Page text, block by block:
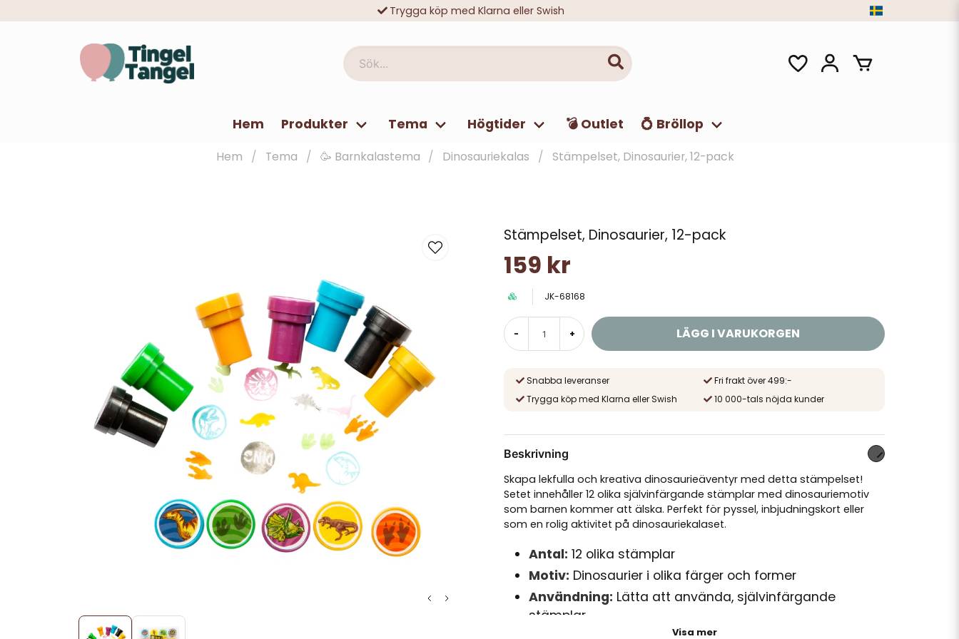
Trygga köp med Klarna eller Swish
Sök...
Hem Produkter Tema Högtider 💣 Outlet 💍 Bröllop
Hem Tema 🥳 Barnkalastema Dinosauriekalas Stämpelset, Dinosaurier, 12-pack
Stämpelset, Dinosaurier, 12-pack
159 kr
JK-68168
- + LÄGG I VARUKORGEN
Snabba leveranser
Fri frakt över 499:-
Trygga köp med Klarna eller Swish
10 000-tals nöjda kunder
Beskrivning
Skapa lekfulla och kreativa dinosaurieäventyr med detta stämpelset!
Setet innehåller 12 olika självinfärgande stämplar med dinosauriemotiv
som barnen kommer att älska. Perfekt för pyssel, inbjudningskort eller
som en rolig aktivitet på dinosauriekalaset.
Antal: 12 olika stämplar
Motiv: Dinosaurier i olika färger och former
Användning: Lätta att använda, självinfärgande
stämplar
Visa mer